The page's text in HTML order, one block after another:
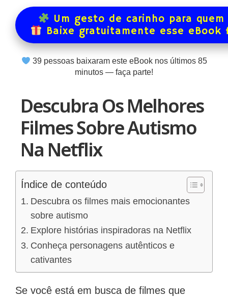
Um gesto de carinho para
Baixe gratuitamente esse
39pessoas baixaram este eBook nos últimos 85
minutos — faça parte!
Descubra Os Melhores
Filmes Sobre Autismo
Na Netflix
Índice de conteúdo
Descubra os filmes mais emocionantes
sobre autismo
Explore histórias inspiradoras na Netflix
Conheça personagens autênticos e
cativantes
Se você está em busca de filmes que